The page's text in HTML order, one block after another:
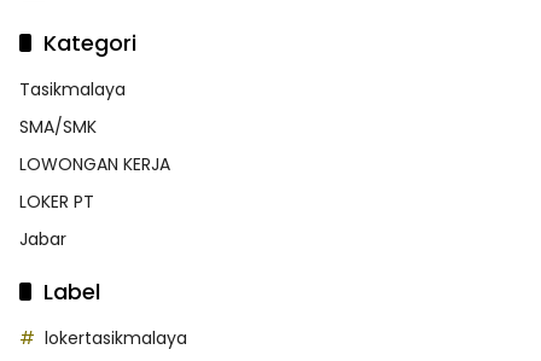
Kategori
Tasikmalaya
SMA/SMK
LOWONGAN KERJA
LOKER PT
Jabar
Label
lokertasikmalaya